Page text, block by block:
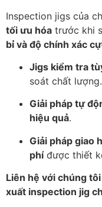
Inspection jigs của
tối ưu hóa trước khi
bỉ và độ chính xác
Jigs kiểm tra
soát chất lượng.
Giải pháp tự
hiệu quả.
Giải pháp giao
phíđược thiết
Liên hệ với chúng
xuất inspection jig